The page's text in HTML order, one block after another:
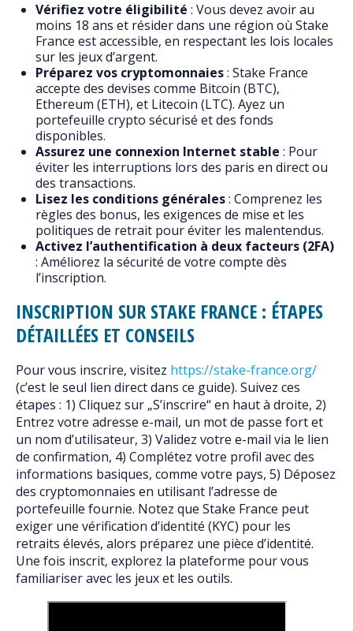
Vérifiez votre éligibilité : Vous devez avoir au
moins 18 ans et résider dans une région où Stake
France est accessible, en respectant les lois locales
sur les jeux d’argent.
Préparez vos cryptomonnaies: Stake France
accepte des devises comme Bitcoin (BTC),
Ethereum (ETH), et Litecoin (LTC). Ayez un
portefeuille crypto sécurisé et des fonds
disponibles.
Assurez une connexion Internet stable : Pour
éviter les interruptions lors des paris en direct ou
des transactions.
Lisez les conditions générales: Comprenez les
règles des bonus, les exigences de mise et les
politiques de retrait pour éviter les malentendus.
Activez l’authentification à deux facteurs (2FA)
: Améliorez la sécurité de votre compte dès
l’inscription.
INSCRIPTION SUR STAKE FRANCE : ÉTAPES
DÉTAILLÉES ET CONSEILS
Pour vous inscrire, visitez https://stake-france.org/
(c’est le seul lien direct dans ce guide). Suivez ces
étapes : 1) Cliquez sur „S’inscrire“ en haut à droite, 2)
Entrez votre adresse e-mail, un mot de passe fort et
un nom d’utilisateur, 3) Validez votre e-mail via le lien
de confirmation, 4) Complétez votre profil avec des
informations basiques, comme votre pays, 5) Déposez
des cryptomonnaies en utilisant l’adresse de
portefeuille fournie. Notez que Stake France peut
exiger une vérification d’identité (KYC) pour les
retraits élevés, alors préparez une pièce d’identité.
Une fois inscrit, explorez la plateforme pour vous
familiariser avec les jeux et les outils.